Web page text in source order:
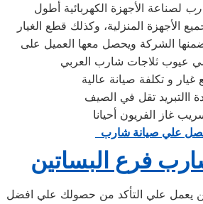
لصناعة الأجهزة الكهربائية أطول
الأجهزة المنزلية، وكذلك قطع الغيار
الشركة ويحصل معها العميل على
عيوب ثلاجات شارب العربي
غاز الفريون أحيانا
علي صيانة شارب
فرع البساتين
يعمل علي التأكد من حصولك علي افضل